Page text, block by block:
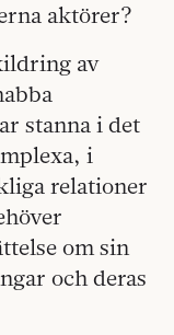
aktörer?
av
stanna i det
i
relationer
om sin
och deras